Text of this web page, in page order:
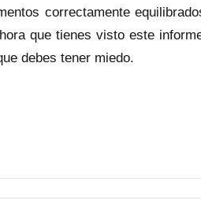
correctamente
que tienes visto este
debes tener miedo.